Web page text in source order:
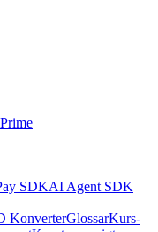
Prime
SDKAI Agent SDK
KonverterGlossarKurs-